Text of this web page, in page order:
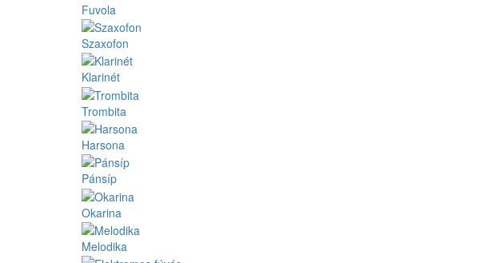
Fuvola
Szaxofon
Klarinét
Trombita
Harsona
Pánsíp
Okarina
Melodika